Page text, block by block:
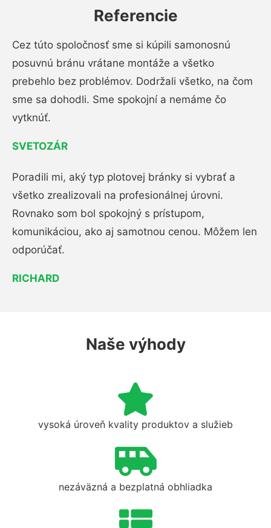
Referencie
Cez túto spoločnosť sme si kúpili samonosnú
posuvnú bránu vrátane montáže a všetko
prebehlo bez problémov. Dodržali všetko, na čom
sme sa dohodli. Sme spokojní a nemáme čo
vytknúť.
SVETOZÁR
Poradili mi, aký typ plotovej bránky si vybrať a
všetko zrealizovali na profesionálnej úrovni.
Rovnako som bol spokojný s prístupom,
komunikáciou, ako aj samotnou cenou. Môžem len
odporúčať.
RICHARD
Naše výhody
vysoká úroveň kvality produktov a služieb
nezáväzná a bezplatná obhliadka